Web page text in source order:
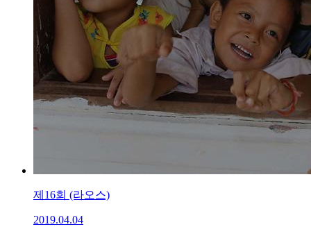
제16회 (라오스)
2019.04.04